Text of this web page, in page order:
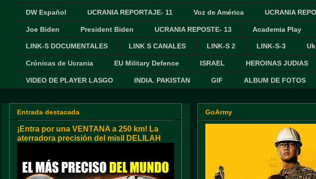
DW Español UCRANIA REPORTAJE- 11 Voz de América UCRANIA
Joe Biden President Biden UCRANIA REPOSTE- 13 Academia Play
LINK-S DOCUMENTALES LINK S CANALES LINK-S 2 LINK-S-3
Crónicas de Ucrania EU Military Defence ISRAEL HEROINAS JUDIAS
VIDEO DE PLAYER LASGO INDIA. PAKISTAN GIF ALBUM DE FOTOS
GoArmy
Entrada destacada
¡Entra por una VENTANA a 250 km! La
aterradora precisión del misil DELILAH